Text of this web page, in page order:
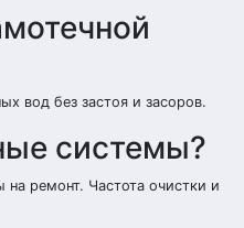
вод без застоя и засоров.
системы?
ремонт. Частота очистки и